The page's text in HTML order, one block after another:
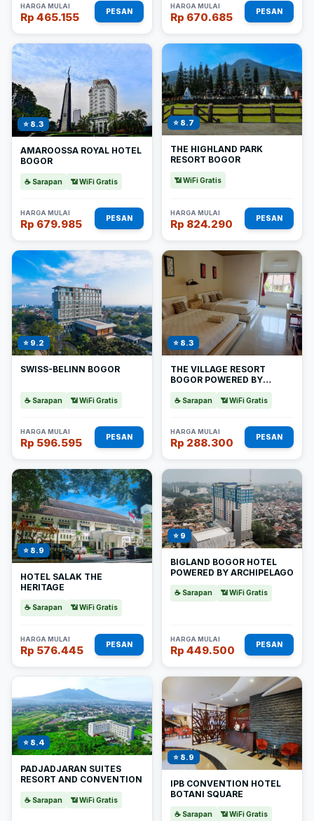
HARGA MULAI
Rp 465.155 PESAN
HARGA MULAI
Rp 670.685 PESAN
⭐ 8.3
AMAROOSSA ROYAL HOTEL
BOGOR
☕ Sarapan 📶 WiFi Gratis
HARGA MULAI
Rp 679.985 PESAN
⭐ 8.7
THE HIGHLAND PARK
RESORT BOGOR
📶 WiFi Gratis
HARGA MULAI
Rp 824.290 PESAN
⭐ 9.2
SWISS-BELINN BOGOR
☕ Sarapan 📶 WiFi Gratis
HARGA MULAI
Rp 596.595 PESAN
⭐ 8.3
THE VILLAGE RESORT
BOGOR POWERED BY
☕ Sarapan 📶 WiFi Gratis
HARGA MULAI
Rp 288.300 PESAN
⭐ 8.9
HOTEL SALAK THE
HERITAGE
☕ Sarapan 📶 WiFi Gratis
HARGA MULAI
Rp 576.445 PESAN
⭐ 9
BIGLAND BOGOR HOTEL
POWERED BY ARCHIPELAGO
☕ Sarapan 📶 WiFi Gratis
HARGA MULAI
Rp 449.500 PESAN
⭐ 8.4
PADJADJARAN SUITES
RESORT AND CONVENTION
☕ Sarapan 📶 WiFi Gratis
⭐ 8.9
IPB CONVENTION HOTEL
BOTANI SQUARE
☕ Sarapan 📶 WiFi Gratis